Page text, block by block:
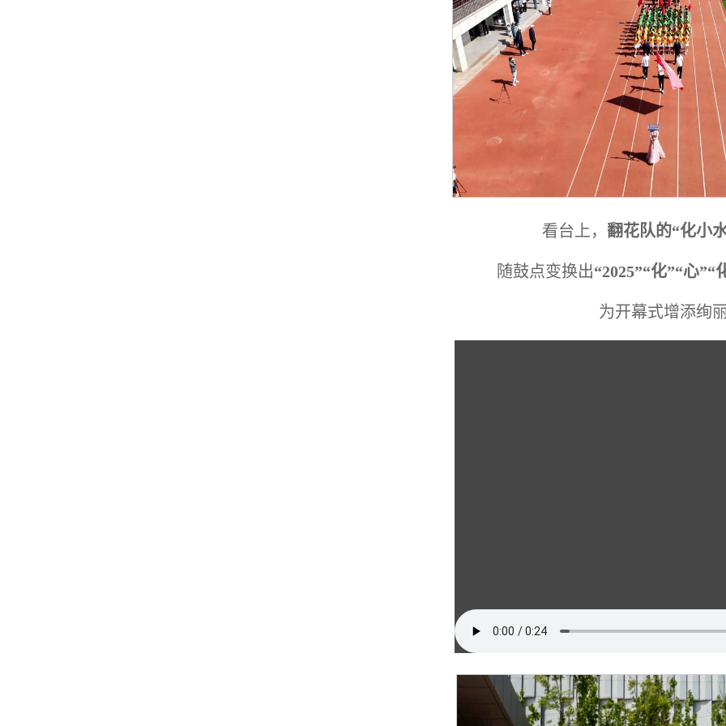
看台上， 翻花队的“化小
随鼓点变换出“2025”“化”“心”“
为开幕式增添绚